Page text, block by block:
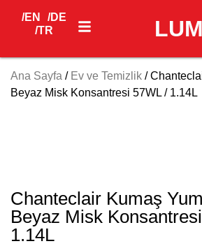
/EN
/DE
/TR
Ana Sayfa / Ev ve Temizlik /
Beyaz Misk Konsantresi 57WL / 1.14L
Chanteclair Kumaş
Beyaz Misk
1.14L